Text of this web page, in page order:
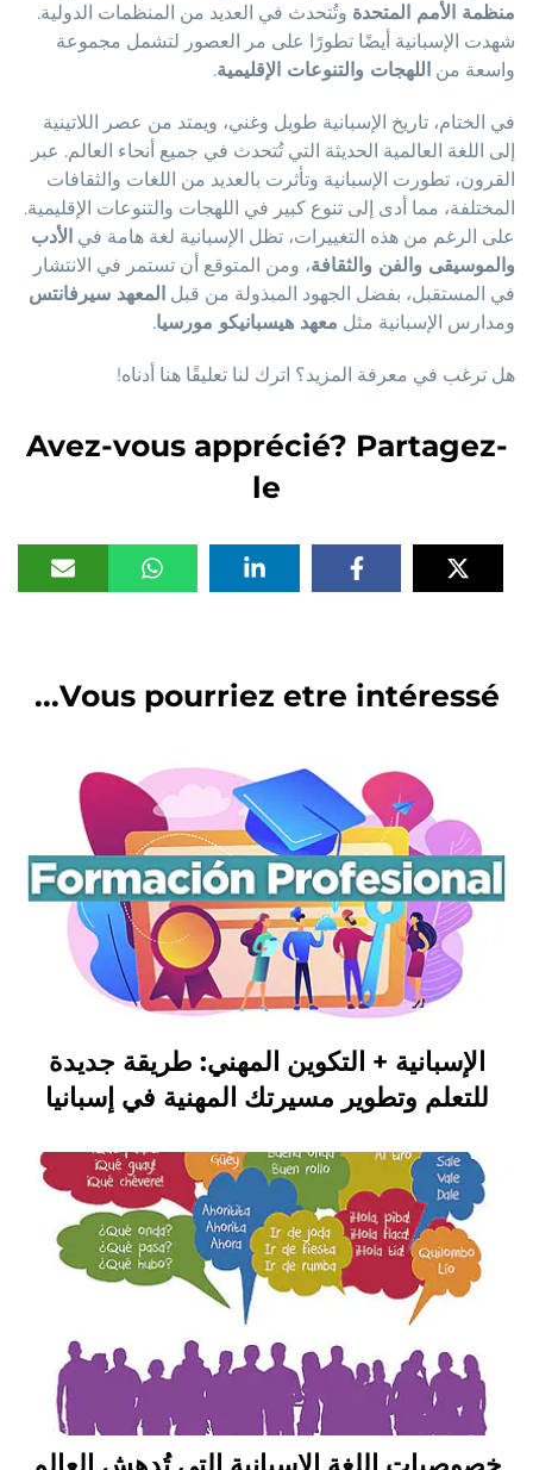
منظمة الأمم المتحدةوتُتحدث في العديد من المنظمات الدولية.
شهدت الإسبانية أيضًا تطورًا على مر العصور لتشمل مجموعة
واسعة من اللهجات والتنوعات الإقليمية.
في الختام، تاريخ الإسبانية طويل وغني، ويمتد من عصر اللاتينية
إلى اللغة العالمية الحديثة التي تُتحدث في جميع أنحاء العالم. عبر
القرون، تطورت الإسبانية وتأثرت بالعديد من اللغات والثقافات
المختلفة، مما أدى إلى تنوع كبير في اللهجات والتنوعات الإقليمية.
على الرغم من هذه التغييرات، تظل الإسبانية لغة هامة في الأدب
والموسيقى والفن والثقافة، ومن المتوقع أن تستمر في الانتشار
في المستقبل، بفضل الجهود المبذولة من قبل المعهد سيرفانتس
ومدارس الإسبانية مثل معهد هيسبانيكو مورسيا.
هل ترغب في معرفة المزيد؟ اترك لنا تعليقًا هنا أدناه!
Avez-vous apprécié? Partagez-
le
Vous pourriez etre intéressé...
الإسبانية + التكوين المهني: طريقة جديدة
للتعلم وتطوير مسيرتك المهنية في إسبانيا